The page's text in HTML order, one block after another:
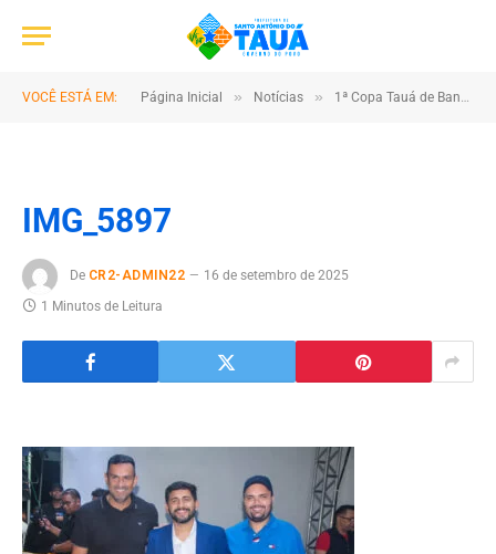
VOCÊ ESTÁ EM: Página Inicial » Notícias » 1ª Copa Tauá de Bandas e Fanfarra reúne talento e cultura no município
IMG_5897
De CR2-ADMIN22
16 de setembro de 2025
1 Minutos de Leitura